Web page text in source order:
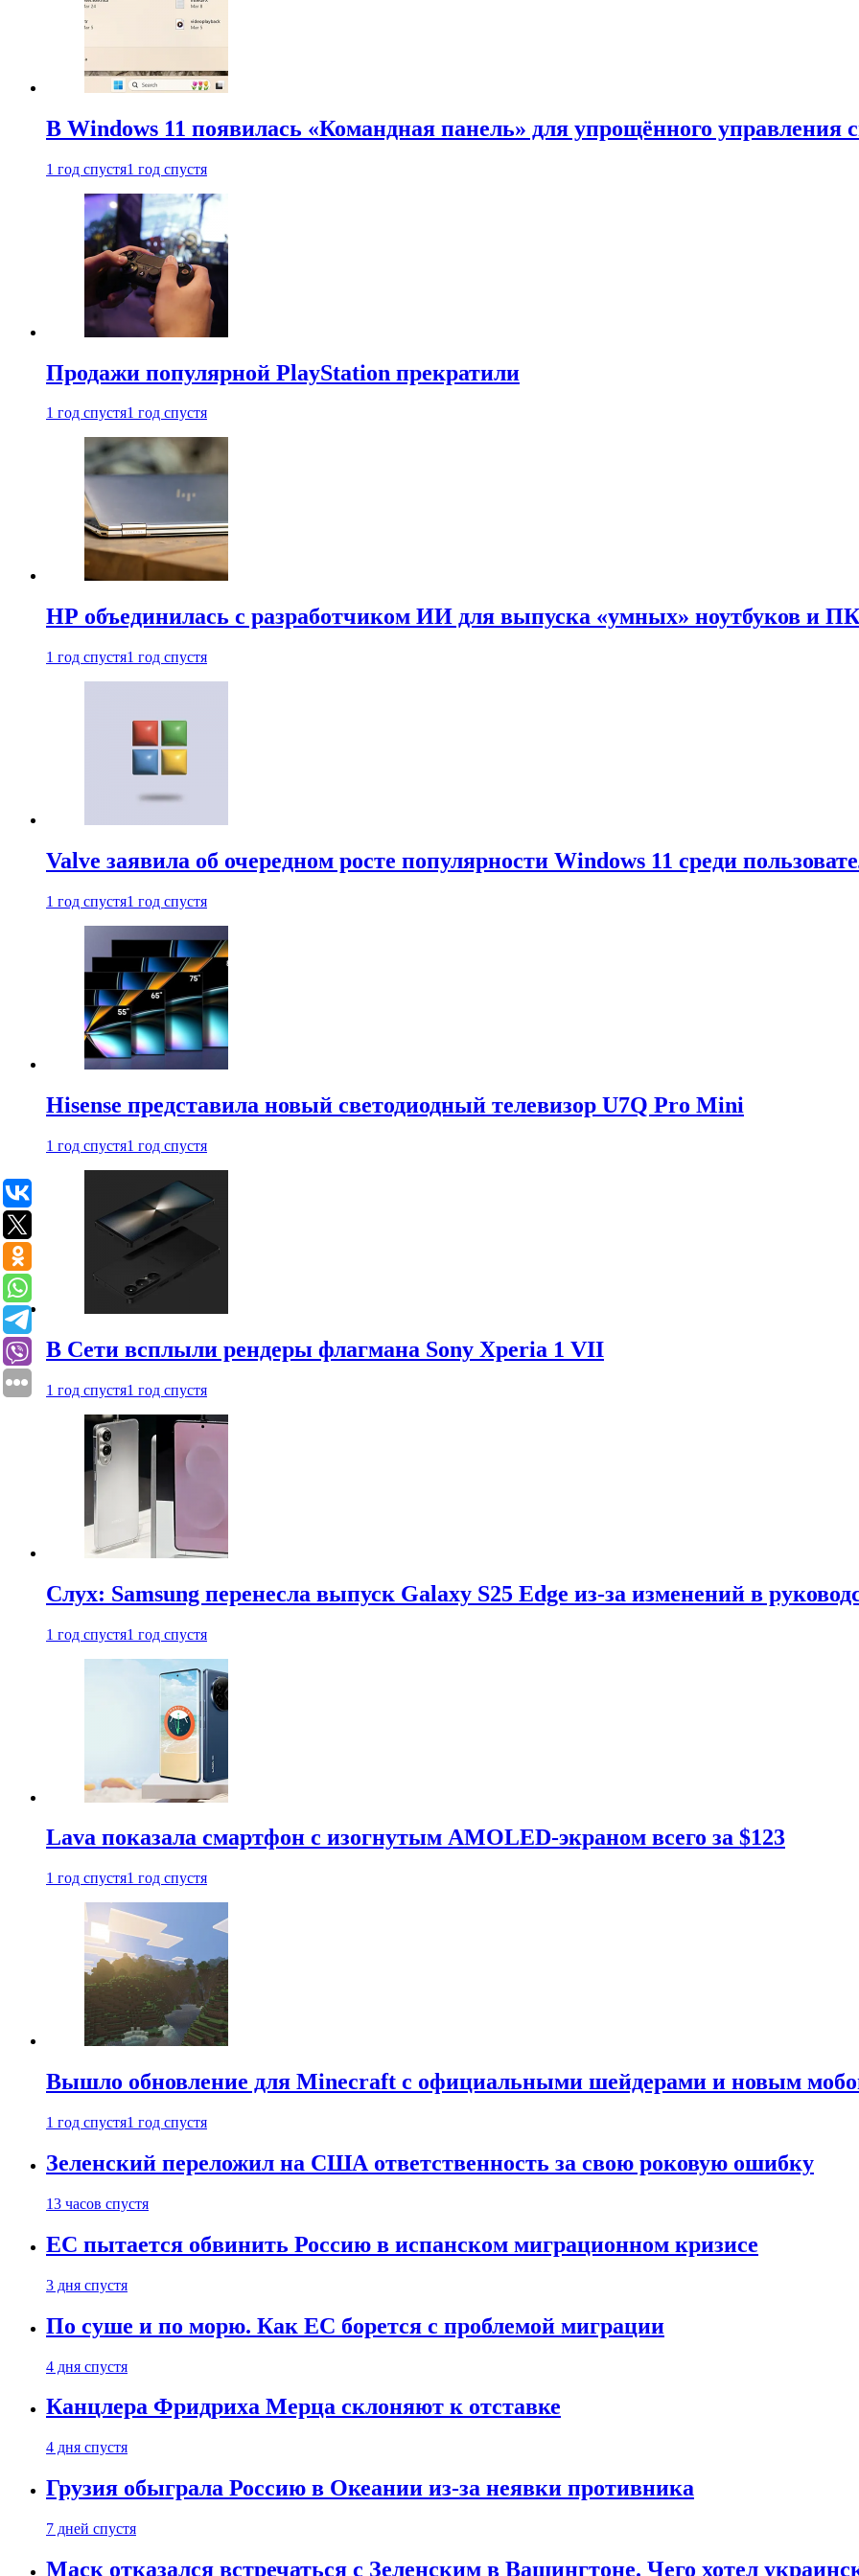
В Windows 11 появилась «Командная панель» для упрощённого управления
1 год спустя1 год спустя
Продажи популярной PlayStation прекратили
1 год спустя1 год спустя
HP объединилась с разработчиком ИИ для выпуска «умных» ноутбуков и ПК
1 год спустя1 год спустя
Valve заявила об очередном росте популярности Windows 11 среди
1 год спустя1 год спустя
Hisense представила новый светодиодный телевизор U7Q Pro Mini
1 год спустя1 год спустя
В Сети всплыли рендеры флагмана Sony Xperia 1 VII
1 год спустя1 год спустя
Слух: Samsung перенесла выпуск Galaxy S25 Edge из-за изменений в
1 год спустя1 год спустя
Lava показала смартфон с изогнутым AMOLED-экраном всего за $123
1 год спустя1 год спустя
Вышло обновление для Minecraft с официальными шейдерами и новым
1 год спустя1 год спустя
Зеленский переложил на США ответственность за свою роковую ошибку
13 часов спустя
ЕС пытается обвинить Россию в испанском миграционном кризисе
3 дня спустя
По суше и по морю. Как ЕС борется с проблемой миграции
4 дня спустя
Канцлера Фридриха Мерца склоняют к отставке
4 дня спустя
Грузия обыграла Россию в Океании из-за неявки противника
7 дней спустя
Маск отказался встречаться с Зеленским в Вашингтоне. Чего хотел